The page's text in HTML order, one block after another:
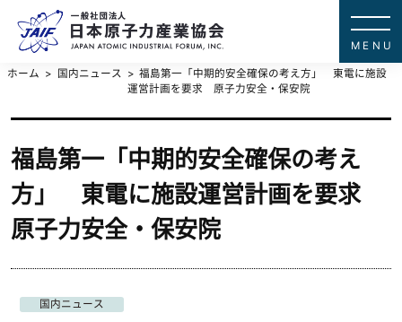
ホーム 国内ニュース
福島第一「中期的安全確保の考え方」 東電に施設
運営計画を要求 原子力安全・保安院
福島第一「中期的安全確保の考え
方」 東電に施設運営計画を要求
原子力安全・保安院
国内ニュース